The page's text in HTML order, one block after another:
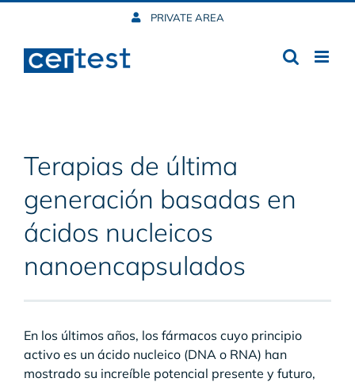
content
PRIVATE AREA
Terapias de última
generación basadas en
ácidos nucleicos
nanoencapsulados
En los últimos años, los fármacos cuyo principio
activo es un ácido nucleico (DNA o RNA) han
mostrado su increíble potencial presente y futuro,